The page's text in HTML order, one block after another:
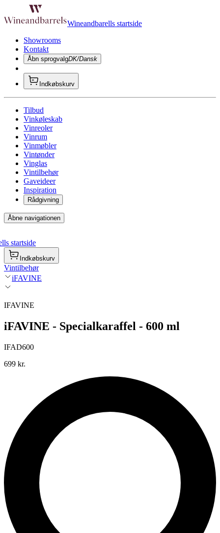
Wineandbarells startside
Showrooms
Kontakt
Åbn sprogvalgDK/Dansk
Indkøbskurv
Tilbud
Vinkøleskab
Vinreoler
Vinrum
Vinmøbler
Vintønder
Vinglas
Vintilbehør
Gaveideer
Inspiration
Rådgivning
Åbne navigationen
startside
Indkøbskurv
Vintilbehør
iFAVINE
IFAVINE
iFAVINE - Specialkaraffel - 600 ml
IFAD600
699 kr.